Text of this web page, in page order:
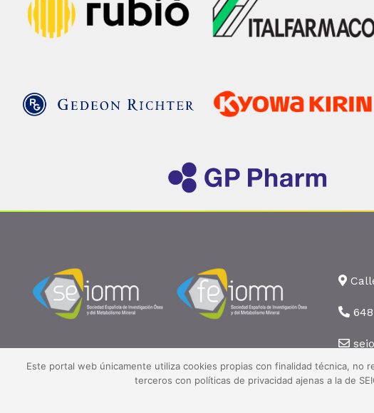
©2026 SEIOMM. Todos los
Este portal web únicamente utiliza cookies propias con finalidad técnica, no
terceros con políticas de privacidad ajenas a la de